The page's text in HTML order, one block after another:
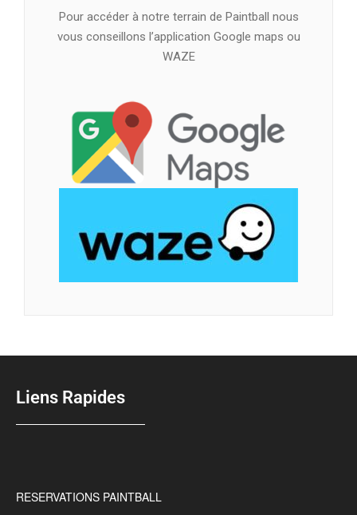
Pour accéder à notre terrain de Paintball nous
vous conseillons l’application Google maps ou
WAZE
Liens Rapides
RESERVATIONS PAINTBALL